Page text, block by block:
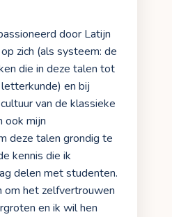
door Latijn
zich (als systeem: de
die in deze talen tot
en bij
van de klassieke
ook mijn
deze talen grondig te
kennis die ik
delen met studenten.
om het zelfvertrouwen
en ik wil hen